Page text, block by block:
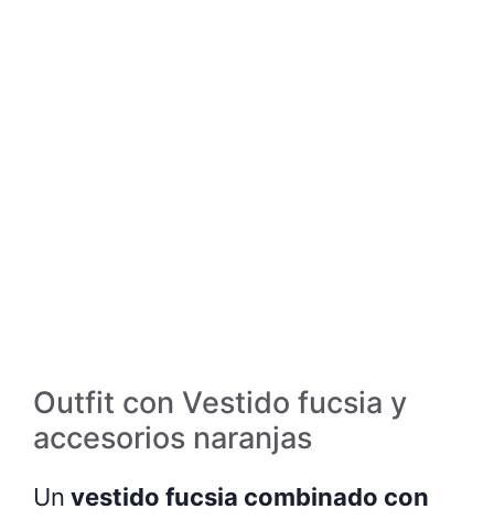
Outfit con Vestido fucsia y
accesorios naranjas
Un vestido fucsia combinado con